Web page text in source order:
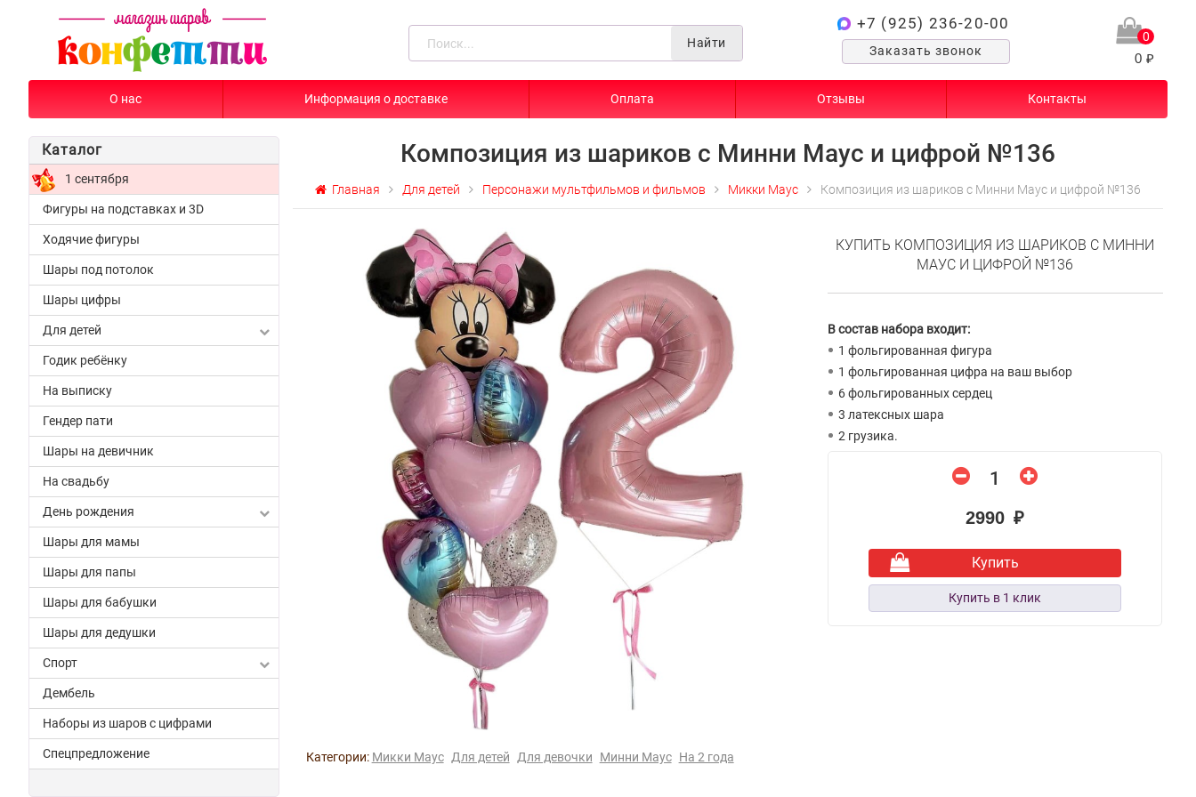
Найти
+7 (925) 236-20-00
Заказать звонок
0
0 ₽
О нас Информация о доставке Оплата Отзывы Контакты
Каталог
1 сентября
Фигуры на подставках и 3D
Ходячие фигуры
Шары под потолок
Шары цифры
Для детей
Годик ребёнку
На выписку
Гендер пати
Шары на девичник
На свадьбу
День рождения
Шары для мамы
Шары для папы
Шары для бабушки
Шары для дедушки
Спорт
Дембель
Наборы из шаров с цифрами
Спецпредложение
Композиция из шариков с Минни Маус и цифрой №136
Главная Для детей Персонажи мультфильмов и фильмов Микки Маус Композиция из шариков с Минни Маус и цифрой №136
Категории: Микки Маус Для детей Для девочки Минни Маус На 2 года
КУПИТЬ КОМПОЗИЦИЯ ИЗ ШАРИКОВ С МИННИ
МАУС И ЦИФРОЙ №136
В состав набора входит:
1 фольгированная фигура
1 фольгированная цифра на ваш выбор
6 фольгированных сердец
3 латексных шара
2 грузика.
2990 ₽
Купить